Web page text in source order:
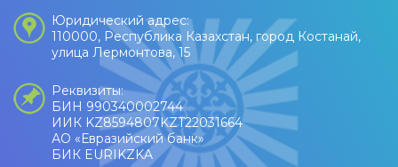
Юридический адрес:
110000, Республика Казахстан, город Костанай,
улица Лермонтова, 15
Реквизиты:
БИН 990340002744
ИИК KZ8594807KZT22031664
АО «Евразийский банк»
БИК EURIKZKA